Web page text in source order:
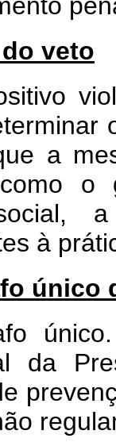
veto
a
o
à
único
da